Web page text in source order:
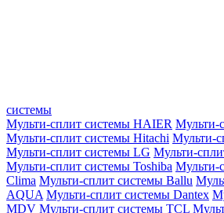
системы
Мульти-сплит системы HAIER Мульти-
Мульти-сплит системы Hitachi Мульти-
Мульти-сплит системы LG Мульти-
Мульти-сплит системы Toshiba Мульти-
Clima Мульти-сплит системы Ballu
AQUA Мульти-сплит системы Dantex
MDV Мульти-сплит системы TCL